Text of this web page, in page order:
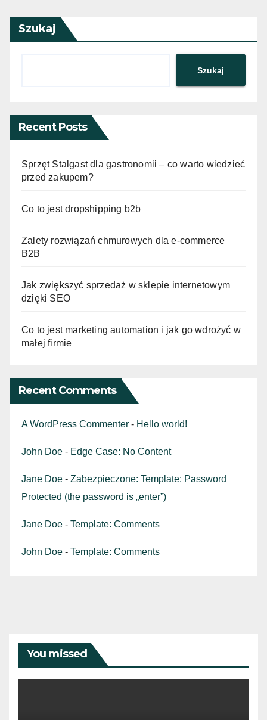
Szukaj
Szukaj
Recent Posts
Sprzęt Stalgast dla gastronomii – co warto wiedzieć
przed zakupem?
Co to jest dropshipping b2b
Zalety rozwiązań chmurowych dla e-commerce
B2B
Jak zwiększyć sprzedaż w sklepie internetowym
dzięki SEO
Co to jest marketing automation i jak go wdrożyć w
małej firmie
Recent Comments
A WordPress Commenter - Hello world!
John Doe - Edge Case: No Content
Jane Doe - Zabezpieczone: Template: Password
Protected (the password is „enter”)
Jane Doe - Template: Comments
John Doe - Template: Comments
You missed